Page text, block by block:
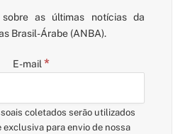
sobre as últimas notícias da
Brasil-Árabe (ANBA).
E-mail*
coletados serão utilizados
exclusiva para envio de nossa